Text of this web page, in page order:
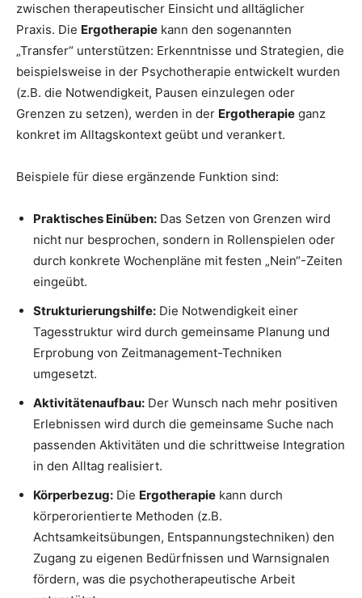
zwischen therapeutischer Einsicht und alltäglicher
Praxis. Die Ergotherapie kann den sogenannten
„Transfer“ unterstützen: Erkenntnisse und Strategien, die
beispielsweise in der Psychotherapie entwickelt wurden
(z.B. die Notwendigkeit, Pausen einzulegen oder
Grenzen zu setzen), werden in der Ergotherapie ganz
konkret im Alltagskontext geübt und verankert.
Beispiele für diese ergänzende Funktion sind:
Praktisches Einüben: Das Setzen von Grenzen wird
nicht nur besprochen, sondern in Rollenspielen oder
durch konkrete Wochenpläne mit festen „Nein“-Zeiten
eingeübt.
Strukturierungshilfe: Die Notwendigkeit einer
Tagesstruktur wird durch gemeinsame Planung und
Erprobung von Zeitmanagement-Techniken
umgesetzt.
Aktivitätenaufbau: Der Wunsch nach mehr positiven
Erlebnissen wird durch die gemeinsame Suche nach
passenden Aktivitäten und die schrittweise Integration
in den Alltag realisiert.
Körperbezug: Die Ergotherapie kann durch
körperorientierte Methoden (z.B.
Achtsamkeitsübungen, Entspannungstechniken) den
Zugang zu eigenen Bedürfnissen und Warnsignalen
fördern, was die psychotherapeutische Arbeit